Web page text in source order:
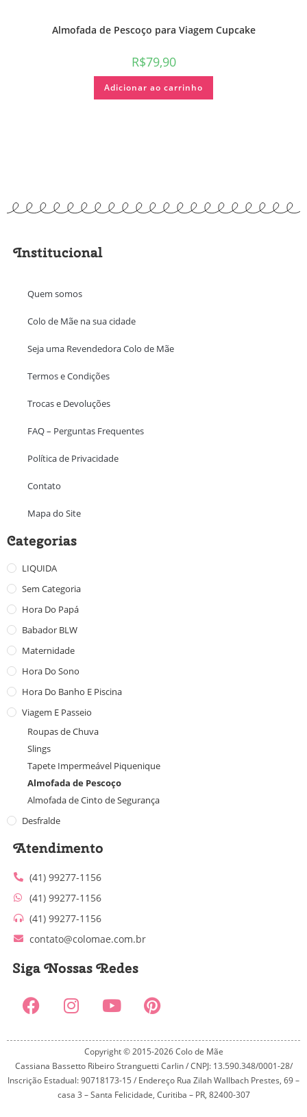
Almofada de Pescoço para Viagem Cupcake
R$79,90
Adicionar ao carrinho
Institucional
Quem somos
Colo de Mãe na sua cidade
Seja uma Revendedora Colo de Mãe
Termos e Condições
Trocas e Devoluções
FAQ – Perguntas Frequentes
Política de Privacidade
Contato
Mapa do Site
Categorias
LIQUIDA
Sem Categoria
Hora Do Papá
Babador BLW
Maternidade
Hora Do Sono
Hora Do Banho E Piscina
Viagem E Passeio
Roupas de Chuva
Slings
Tapete Impermeável Piquenique
Almofada de Pescoço
Almofada de Cinto de Segurança
Desfralde
Atendimento
(41) 99277-1156
(41) 99277-1156
(41) 99277-1156
contato@colomae.com.br
Siga Nossas Redes
Copyright © 2015-2026 Colo de Mãe
Cassiana Bassetto Ribeiro Stranguetti Carlin / CNPJ: 13.590.348/0001-28/
Inscrição Estadual: 90718173-15 / Endereço Rua Zilah Wallbach Prestes, 69 –
casa 3 – Santa Felicidade, Curitiba – PR, 82400-307